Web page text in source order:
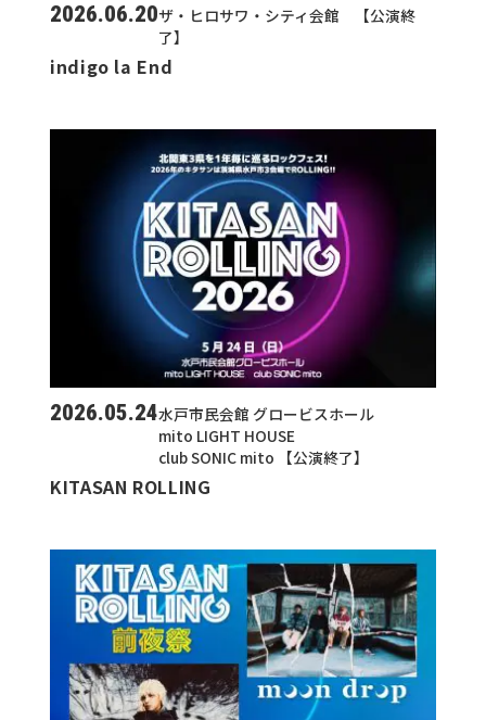
2026.06.20ザ・ヒロサワ・シティ会館 【公演終
了】
indigo la End
2026.05.24水戸市民会館 グロービスホール
mito LIGHT HOUSE
club SONIC mito 【公演終了】
KITASAN ROLLING